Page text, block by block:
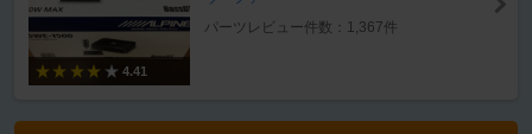
4.41
パーツレビュー件数：1,367件